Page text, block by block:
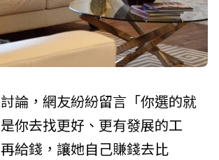
論，網友紛紛留言「你選的就
你去找更好、更有發展的工
給錢，讓她自己賺錢去比